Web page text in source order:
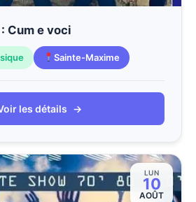
Cum e voci
Sainte-Maxime
les détails →
LUN
10
AOÛT